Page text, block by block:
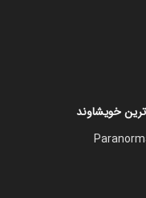
خویشاوند